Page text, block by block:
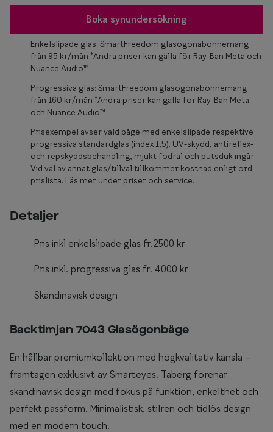
Boka synundersökning
Enkelslipade glas: SmartFreedom glasögonabonnemang
från 95 kr/mån *Andra priser kan gälla för Ray-Ban Meta och
Nuance Audio™
Progressiva glas: SmartFreedom glasögonabonnemang
från 160 kr/mån *Andra priser kan gälla för Ray-Ban Meta
och Nuance Audio™
Prisexempel avser vald båge med enkelslipade respektive
progressiva standardglas (index 1,5). UV-skydd, antireflex-
och repskyddsbehandling, mjukt fodral och putsduk ingår.
Vid val av annat glas/tillval tillkommer kostnad enligt ord.
prislista. Läs mer under priser och service.
Detaljer
Pris inkl enkelslipade glas fr.2500 kr
Pris inkl. progressiva glas fr. 4000 kr
Skandinavisk design
Backtimjan 7043 Glasögonbåge
En hållbar premiumkollektion med högkvalitativ känsla –
framtagen exklusivt av Smarteyes. Taberg förenar
skandinavisk design med fokus på funktion, enkelthet och
perfekt passform. Minimalistisk, stilren och tidlös design
med en modern touch.